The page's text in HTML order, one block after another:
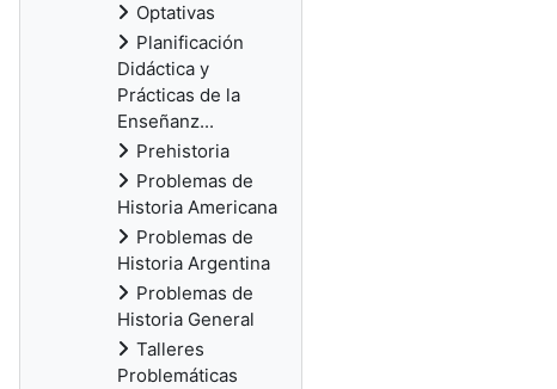
Optativas
Planificación
Didáctica y
Prácticas de la
Enseñanz...
Prehistoria
Problemas de
Historia Americana
Problemas de
Historia Argentina
Problemas de
Historia General
Talleres
Problemáticas